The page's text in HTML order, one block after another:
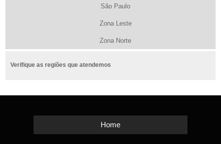
São Paulo
Zona Leste
Zona Norte
Verifique as regiões que atendemos
Home